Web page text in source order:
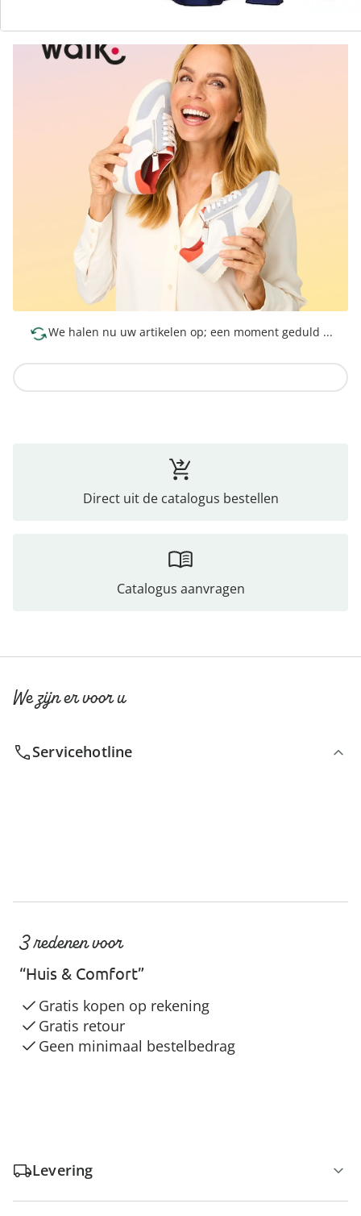
We halen nu uw artikelen op; een moment geduld ...
Direct uit de catalogus bestellen
Catalogus aanvragen
We zijn er voor u
Servicehotline
3 redenen voor
“Huis & Comfort”
Gratis kopen op rekening
Gratis retour
Geen minimaal bestelbedrag
Levering